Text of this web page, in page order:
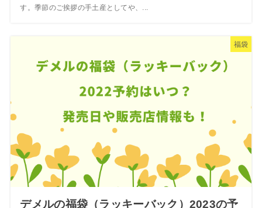
す。季節のご挨拶の手土産としてや、...
福袋
デメルの福袋（ラッキーバック）2023の予